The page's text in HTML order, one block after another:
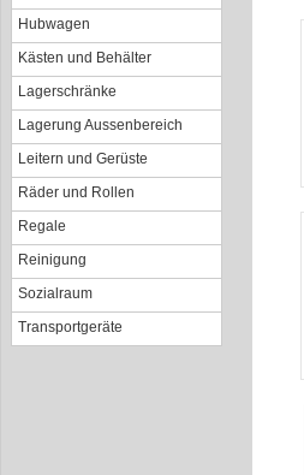
Hubwagen
Kästen und Behälter
Lagerschränke
Lagerung Aussenbereich
Leitern und Gerüste
Räder und Rollen
Regale
Reinigung
Sozialraum
Transportgeräte